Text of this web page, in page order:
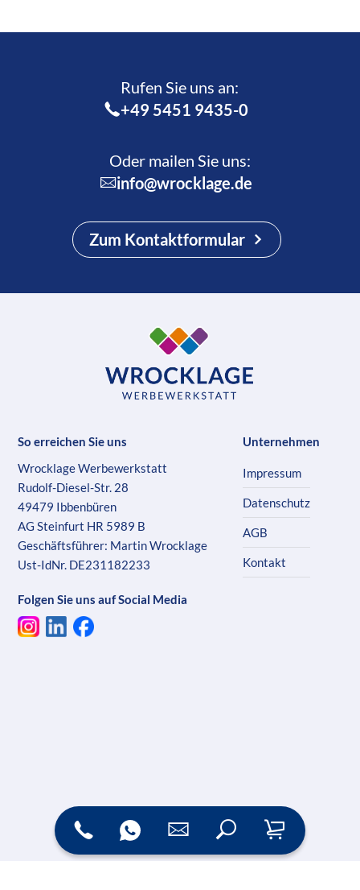
Rufen Sie uns an:­
+49 5451 9435-0
Oder mailen Sie uns:
info@wrocklage.de
Zum Kontaktformular
So erreichen Sie uns
Wrocklage Werbewerkstatt
Rudolf-Diesel-Str. 28
49479 Ibbenbüren
AG Steinfurt HR 5989 B
Geschäftsführer: Martin Wrocklage
Ust-IdNr. DE231182233
Folgen Sie uns auf Social Media
Unternehmen
Impressum
Datenschutz
AGB
Kontakt